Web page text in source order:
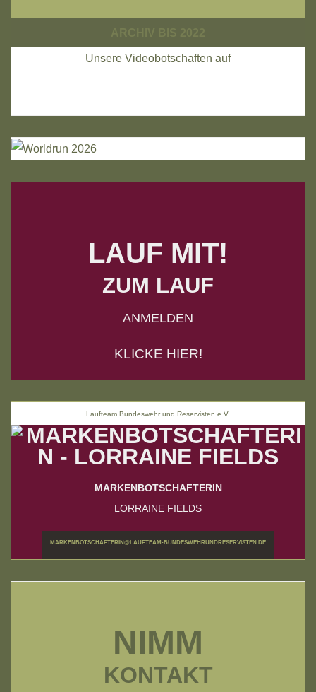
Unsere Videobotschaften auf
LAUF MIT!
ZUM LAUF
ANMELDEN
KLICKE HIER!
Laufteam Bundeswehr und Reservisten e.V.
MARKENBOTSCHAFTERIN
LORRAINE FIELDS
MARKENBOTSCHAFTERIN@LAUFTEAM-BUNDESWEHRUNDRESERVISTEN.DE
NIMM
KONTAKT